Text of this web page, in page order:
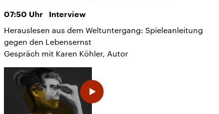
07:50 Uhr Interview
Herauslesen aus dem Weltuntergang: Spieleanleitung
gegen den Lebensernst
Gespräch mit Karen Köhler, Autor